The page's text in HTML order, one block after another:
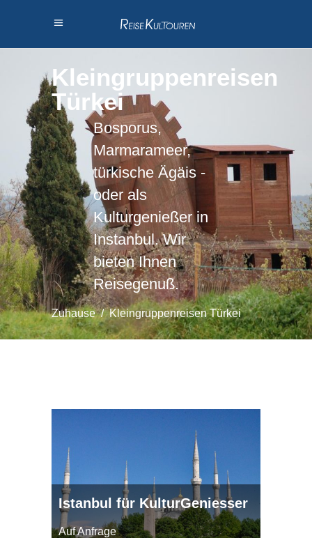
Kleingruppenreisen
Türkei
Bosporus,
Marmarameer,
türkische Ägäis -
oder als
Kulturgenießer in
Instanbul. Wir
bieten Ihnen
Reisegenuß.
Zuhause/Kleingruppenreisen Türkei
Istanbul für KulturGeniesser
Auf Anfrage